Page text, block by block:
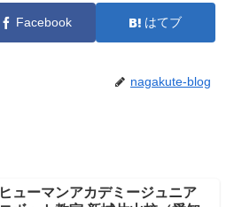
Facebook はてブ
nagakute-blog
ヒューマンアカデミージュニア